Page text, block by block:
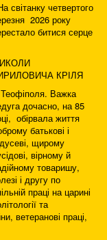
світанку четвертого
2026 року
битися серце
КРІЛЯ
Теофіполя. Важка
дочасно, на 85
обірвала життя
батькові і
щирому
вірному й
товаришу,
і другу по
праці на царині
та
ветеранові праці,